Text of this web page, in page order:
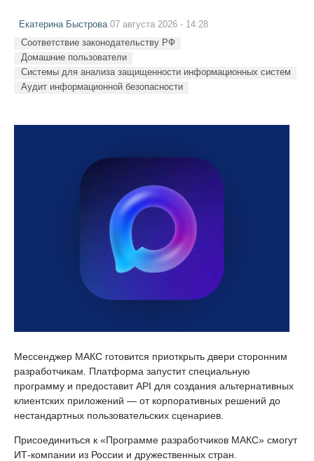
Екатерина Быстрова07 августа 2026 - 14:28
Соответствие законодательству РФ
Домашние пользователи
Системы для анализа защищенности информационных систем
Аудит информационной безопасности
Мессенджер МАКС готовится приоткрыть двери сторонним
разработчикам. Платформа запустит специальную
программу и предоставит API для создания альтернативных
клиентских приложений — от корпоративных решений до
нестандартных пользовательских сценариев.
Присоединиться к «Программе разработчиков МАКС» смогут
ИТ-компании из России и дружественных стран.